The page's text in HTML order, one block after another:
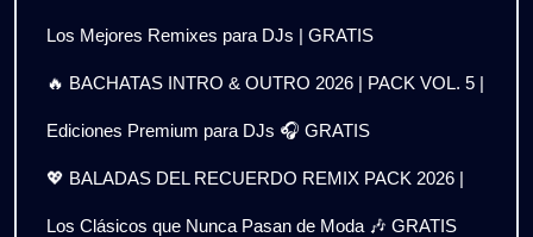
Los Mejores Remixes para DJs | GRATIS
🔥 BACHATAS INTRO & OUTRO 2026 | PACK VOL. 5 |
Ediciones Premium para DJs 🎧 GRATIS
💖 BALADAS DEL RECUERDO REMIX PACK 2026 |
Los Clásicos que Nunca Pasan de Moda 🎶 GRATIS